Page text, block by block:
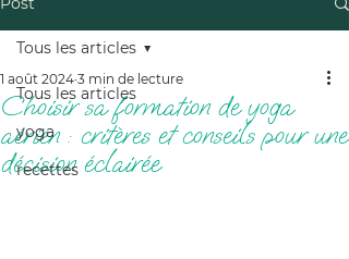
Tous les articles
yoga
recettes
Tous les articles
Choisir sa formation de yoga
aérien : critères et conseils pour une
décision éclairée
1 août 2024 3 min de lecture